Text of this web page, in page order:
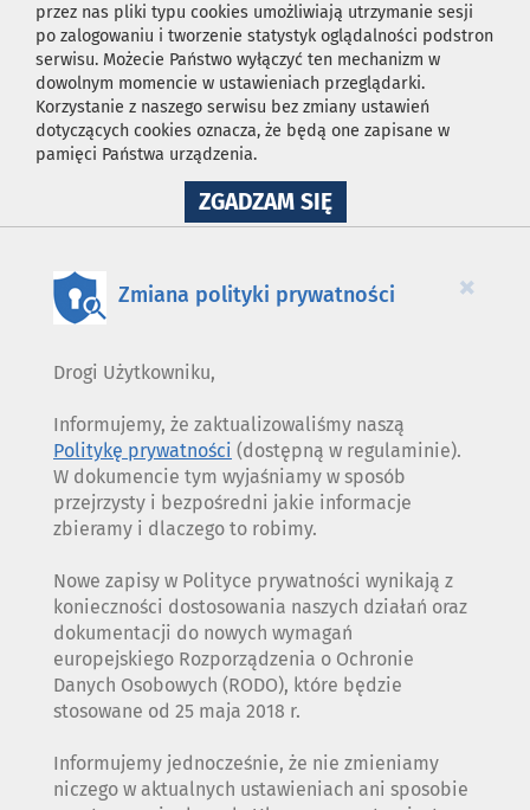
przez nas pliki typu cookies umożliwiają utrzymanie sesji
po zalogowaniu i tworzenie statystyk oglądalności podstron
serwisu. Możecie Państwo wyłączyć ten mechanizm w
dowolnym momencie w ustawieniach przeglądarki.
Korzystanie z naszego serwisu bez zmiany ustawień
dotyczących cookies oznacza, że będą one zapisane w
pamięci Państwa urządzenia.
ZGADZAM SIĘNA
WYKORZYSTANIE
×
Zmiana polityki prywatności
Drogi Użytkowniku,
Informujemy, że zaktualizowaliśmy naszą
Politykę prywatności (dostępną w regulaminie).
W dokumencie tym wyjaśniamy w sposób
przejrzysty i bezpośredni jakie informacje
zbieramy i dlaczego to robimy.
Nowe zapisy w Polityce prywatności wynikają z
konieczności dostosowania naszych działań oraz
dokumentacji do nowych wymagań
europejskiego Rozporządzenia o Ochronie
Danych Osobowych (RODO), które będzie
stosowane od 25 maja 2018 r.
Informujemy jednocześnie, że nie zmieniamy
niczego w aktualnych ustawieniach ani sposobie